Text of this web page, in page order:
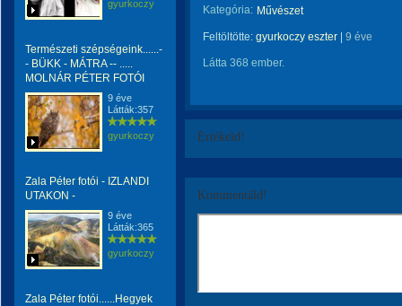
gyurkoczy
Természeti szépségeink......-
- BÜKK - MÁTRA -- .....
MOLNÁR PÉTER FOTÓI
9 éve
Látták:357
gyurkoczy
Zala Péter fotói - IZLANDI
UTAKON -
9 éve
Látták:365
gyurkoczy
Zala Péter fotói......Hegyek
Kategória: Művészet
Feltöltötte: gyurkoczy eszter 9 éve
Látta 368 ember.
Értékeld!
Kommentáld!